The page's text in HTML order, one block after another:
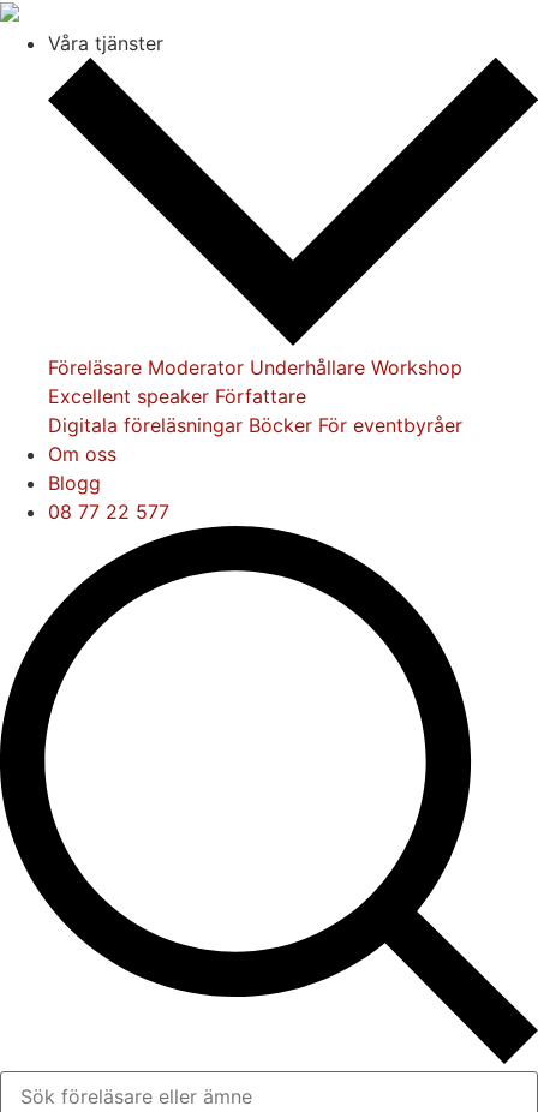
Våra tjänster
Föreläsare Moderator Underhållare Workshop
Excellent speaker Författare
Digitala föreläsningar Böcker För eventbyråer
Om oss
Blogg
08 77 22 577